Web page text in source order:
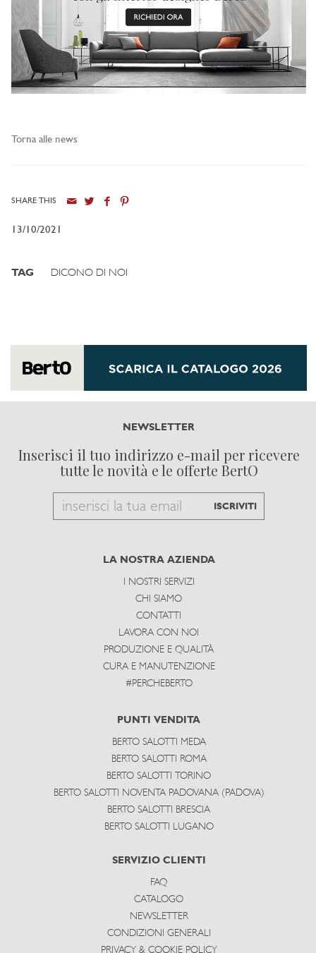
Torna alle news
SHARE THIS
13/10/2021
TAG DICONO DI NOI
NEWSLETTER
Inserisci il tuo indirizzo e-mail per ricevere
tutte le novità e le offerte BertO
Email
subscribe
ISCRIVITI
LA NOSTRA AZIENDA
I NOSTRI SERVIZI
CHI SIAMO
CONTATTI
LAVORA CON NOI
PRODUZIONE E QUALITÀ
CURA E MANUTENZIONE
#PERCHEBERTO
PUNTI VENDITA
BERTO SALOTTI MEDA
BERTO SALOTTI ROMA
BERTO SALOTTI TORINO
BERTO SALOTTI NOVENTA PADOVANA (PADOVA)
BERTO SALOTTI BRESCIA
BERTO SALOTTI LUGANO
SERVIZIO CLIENTI
FAQ
CATALOGO
NEWSLETTER
CONDIZIONI GENERALI
PRIVACY & COOKIE POLICY